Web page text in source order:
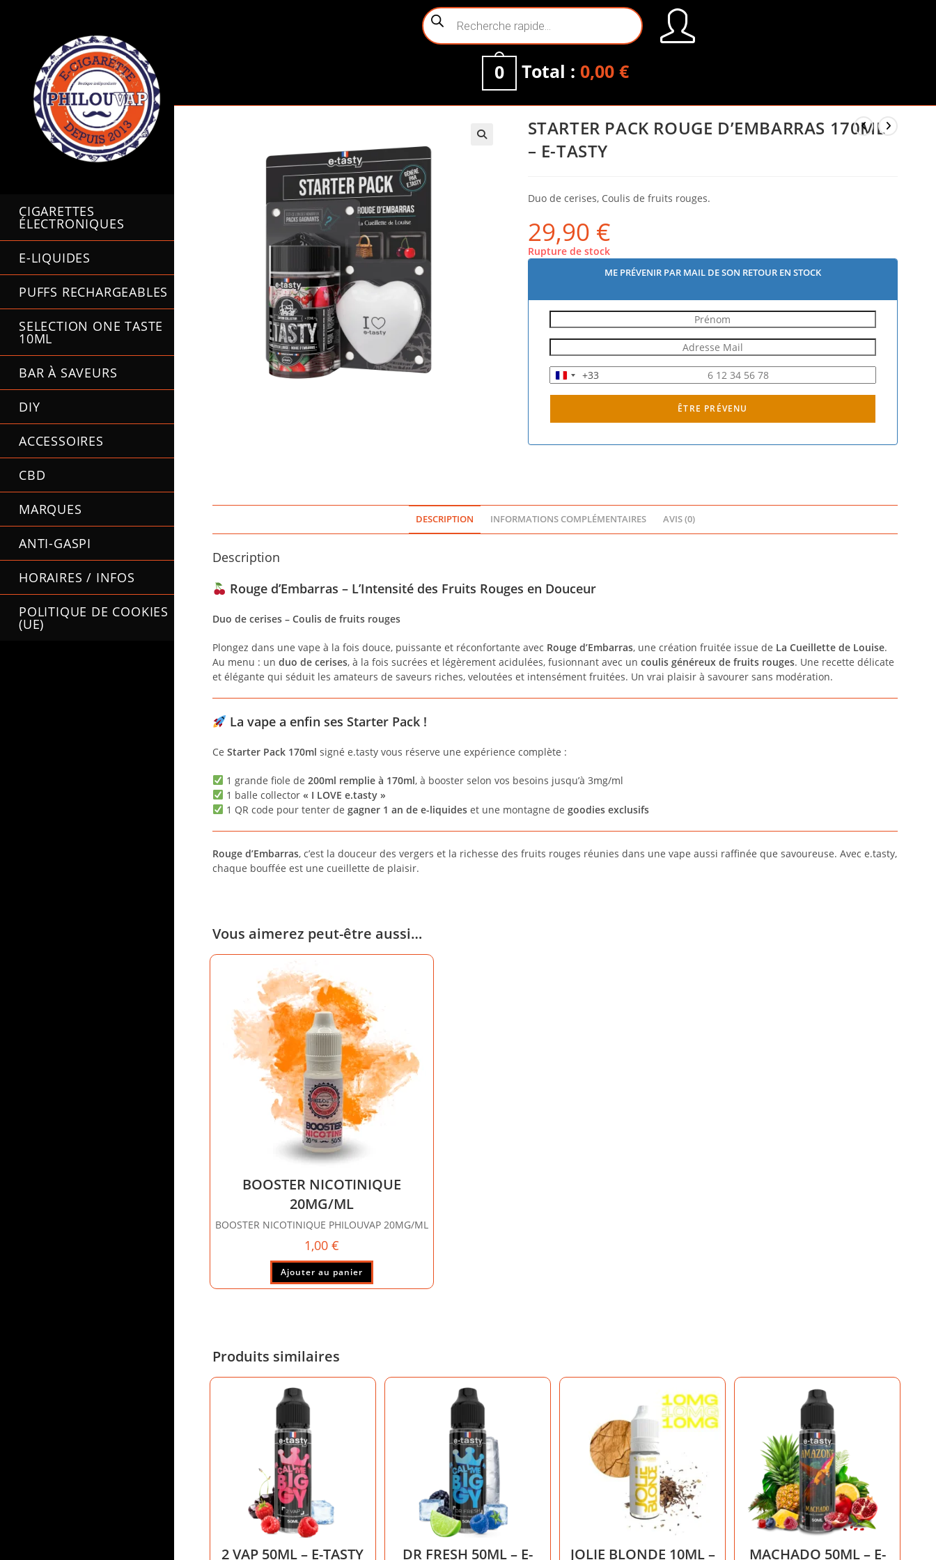
Recherche
de
0 Total : 0,00 €
CIGARETTES
ÉLECTRONIQUES
E-LIQUIDES
PUFFS RECHARGEABLES
SELECTION ONE TASTE
10ML
BAR À SAVEURS
DIY
ACCESSOIRES
CBD
MARQUES
ANTI-GASPI
HORAIRES / INFOS
POLITIQUE DE COOKIES
(UE)
STARTER PACK ROUGE D’EMBARRAS 170ML
– E-TASTY
Duo de cerises, Coulis de fruits rouges.
29,90 €
Rupture de stock
ME PRÉVENIR PAR MAIL DE SON RETOUR EN STOCK
F
r
n
+33
ÊTRE PRÉVENU
DESCRIPTION INFORMATIONS COMPLÉMENTAIRES AVIS (0)
Description
Rouge d’Embarras – L’Intensité des Fruits Rouges en Douceur
Duo de cerises – Coulis de fruits rouges
Plongez dans une vape à la fois douce, puissante et réconfortante avec Rouge d’Embarras, une création fruitée issue de La Cueillette de Louise.
Au menu : un duo de cerises, à la fois sucrées et légèrement acidulées, fusionnant avec un coulis généreux de fruits rouges. Une recette délicate
et élégante qui séduit les amateurs de saveurs riches, veloutées et intensément fruitées. Un vrai plaisir à savourer sans modération.
La vape a enfin ses Starter Pack !
Ce Starter Pack 170ml signé e.tasty vous réserve une expérience complète :
1 grande fiole de 200ml remplie à 170ml, à booster selon vos besoins jusqu’à 3mg/ml
1 balle collector « I LOVE e.tasty »
1 QR code pour tenter de gagner 1 an de e-liquideset une montagne de goodies exclusifs
Rouge d’Embarras, c’est la douceur des vergers et la richesse des fruits rouges réunies dans une vape aussi raffinée que savoureuse. Avec e.tasty,
chaque bouffée est une cueillette de plaisir.
Vous aimerez peut-être aussi…
BOOSTER NICOTINIQUE
20MG/ML
BOOSTER NICOTINIQUE PHILOUVAP 20MG/ML
1,00€
Ajouter au panier
Produits similaires
2 VAP 50ML – E-TASTY DR FRESH 50ML – E- JOLIE BLONDE 10ML – MACHADO 50ML – E-